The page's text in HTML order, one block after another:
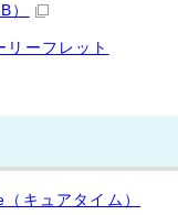
）
ーフレット
キュアタイム）